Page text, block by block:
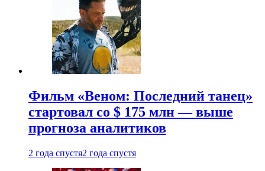
Фильм «Веном: Последний танец»
стартовал со $ 175 млн — выше
прогноза аналитиков
2 года спустя2 года спустя